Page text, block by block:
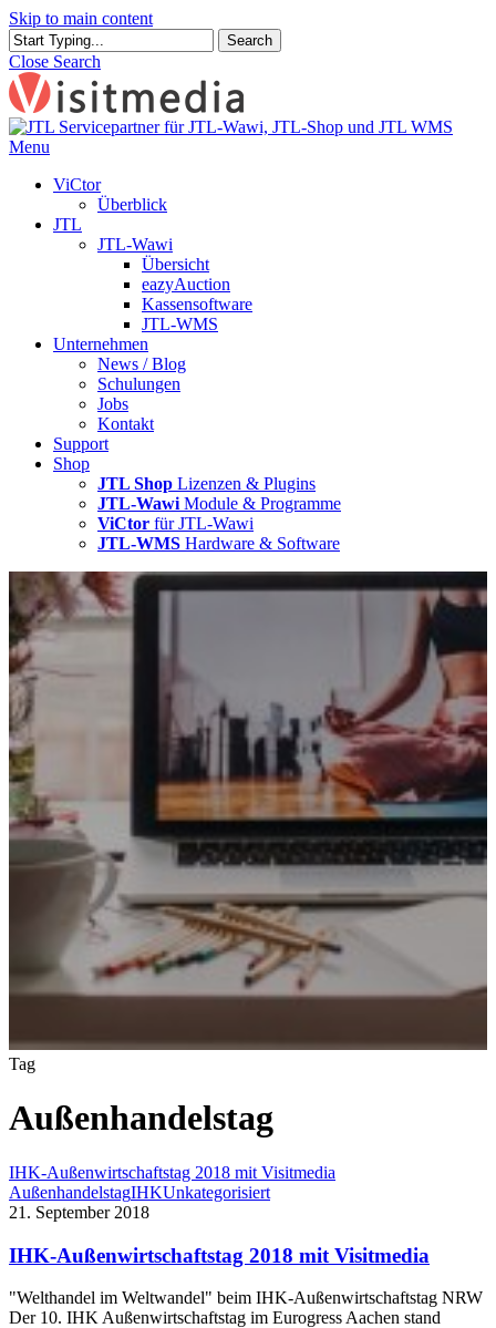
Skip to main content
Search
Close Search
Menu
ViCtor
Überblick
JTL
JTL-Wawi
Übersicht
eazyAuction
Kassensoftware
JTL-WMS
Unternehmen
News / Blog
Schulungen
Jobs
Kontakt
Support
Shop
JTL Shop Lizenzen & Plugins
JTL-Wawi Module & Programme
ViCtor für JTL-Wawi
JTL-WMS Hardware & Software
Tag
Außenhandelstag
IHK-Außen­wirtschafts­tag 2018 mit Visitmedia
AußenhandelstagIHKUnkategorisiert
21. September 2018
IHK-Außen­wirtschafts­tag 2018 mit Visitmedia
"Welthandel im Weltwandel" beim IHK-Außenwirtschaftstag NRW
Der 10. IHK Außenwirtschaftstag im Eurogress Aachen stand